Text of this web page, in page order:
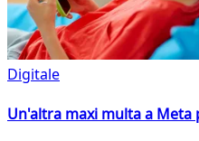
Digitale
Un'altra maxi multa a Meta